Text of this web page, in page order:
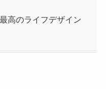
高のライフデザイン